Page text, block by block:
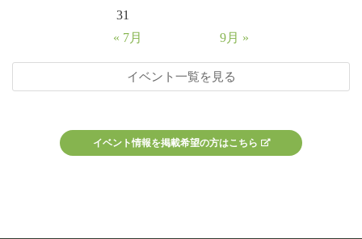
31
« 7月
9月 »
イベント一覧を見る
イベント情報を掲載希望の方はこちら